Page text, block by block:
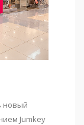
новый
Jumkey